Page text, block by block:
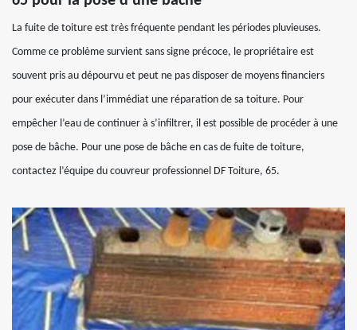
La fuite de toiture est très fréquente pendant les périodes pluvieuses.
Comme ce problème survient sans signe précoce, le propriétaire est
souvent pris au dépourvu et peut ne pas disposer de moyens financiers
pour exécuter dans l’immédiat une réparation de sa toiture. Pour
empêcher l’eau de continuer à s’infiltrer, il est possible de procéder à une
pose de bâche. Pour une pose de bâche en cas de fuite de toiture,
contactez l’équipe du couvreur professionnel DF Toiture, 65.